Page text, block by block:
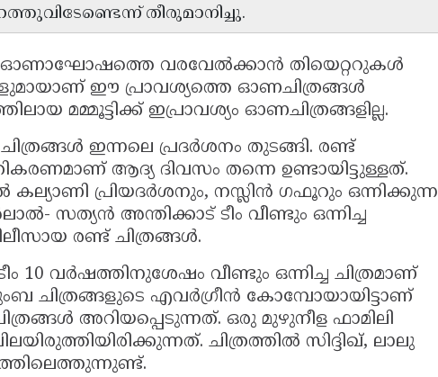
തീരുമാനിച്ചു.
ഓണാഘോഷത്തെ വരവേൽക്കാൻ തിയെറ്ററുകൾ
ഈ പ്രാവശ്യത്തെ ഓണചിത്രങ്ങൾ
മമ്മൂട്ടിക്ക് ഇപ്രാവശ്യം ഓണചിത്രങ്ങളില്ല.
ഇന്നലെ പ്രദർശനം തുടങ്ങി. രണ്ട്
ആദ്യ ദിവസം തന്നെ ഉണ്ടായിട്ടുള്ളത്.
പ്രിയദർശനും, നസ്ലിൻ ഗഫൂറും ഒന്നിക്കുന്ന
സത്യൻ അന്തിക്കാട് ടീം വീണ്ടും ഒന്നിച്ച
രണ്ട് ചിത്രങ്ങൾ.
10 വർഷത്തിനുശേഷം വീണ്ടും ഒന്നിച്ച ചിത്രമാണ്
ചിത്രങ്ങളുടെ എവർഗ്രീൻ കോമ്പോയായിട്ടാണ്
അറിയപ്പെടുന്നത്. ഒരു മുഴുനീള ഫാമിലി
ചിത്രത്തിൽ സിദ്ദിഖ്, ലാലു